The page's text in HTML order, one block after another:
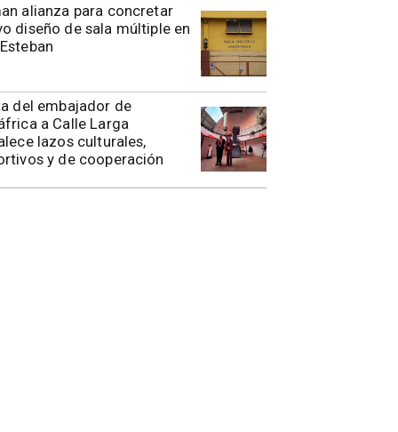
alianza para concretar
diseño de sala múltiple en
del embajador de
a Calle Larga
lazos culturales,
y de cooperación